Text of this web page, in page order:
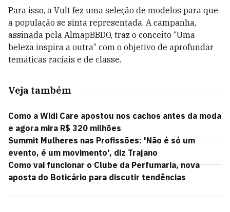
Para isso, a Vult fez uma seleção de modelos para que
a população se sinta representada. A campanha,
assinada pela AlmapBBDO, traz o conceito “Uma
beleza inspira a outra” com o objetivo de aprofundar
temáticas raciais e de classe.
Veja também
Como a Widi Care apostou nos cachos antes da moda
e agora mira R$ 320 milhões
Summit Mulheres nas Profissões: 'Não é só um
evento, é um movimento', diz Trajano
Como vai funcionar o Clube da Perfumaria, nova
aposta do Boticário para discutir tendências